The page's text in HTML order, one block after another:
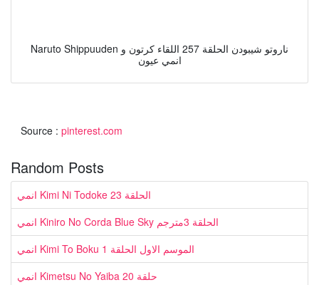
Naruto Shippuuden ناروتو شيبودن الحلقة 257 اللقاء كرتون و
انمي عيون
Source : pinterest.com
Random Posts
انمي Kimi Ni Todoke الحلقة 23
انمي Kiniro No Corda Blue Sky الحلقة 3مترجم
انمي Kimi To Boku الموسم الاول الحلقة 1
انمي Kimetsu No Yaiba حلقة 20